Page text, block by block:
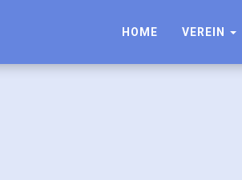
HOME VEREIN